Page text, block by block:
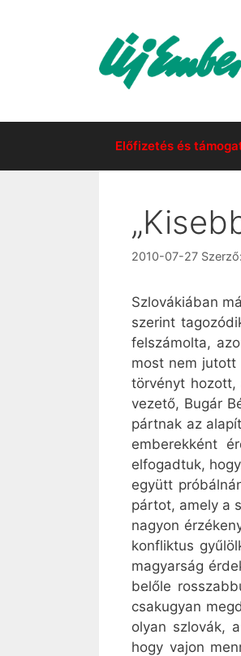
Előfizetés és
2010-07-27 Szerző:
Szlovákiában
szerint
felszámolta,
most nem jutott
törvényt
vezető, Bugár
pártnak az
emberekként
elfogadtuk,
együtt
pártot, amely a
nagyon
konfliktus
magyarság
belőle
csakugyan
olyan szlovák,
hogy vajon